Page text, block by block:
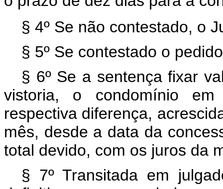
§ 4º Se não contestado, o
§ 5º Se contestado o
§ 6º Se a sentença fixar
vistoria, o condomínio
respectiva diferença,
mês, desde a data da
total devido, com os juros da
§ 7º Transitada em